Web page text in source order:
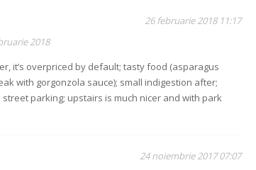
26 februarie 2018 11:17
2018
it’s overpriced by default; tasty food (asparagus
with gorgonzola sauce); small indigestion after;
parking; upstairs is much nicer and with park
24 noiembrie 2017 07:07